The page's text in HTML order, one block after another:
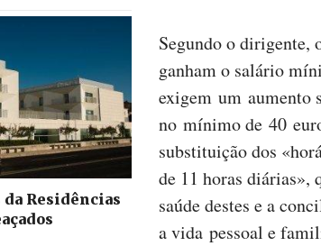
Residências
Segundo o dirigente,
ganham o salário
exigem um aumento
no mínimo de 40
substituição dos
de 11 horas diárias»,
saúde destes e a
a vida pessoal e